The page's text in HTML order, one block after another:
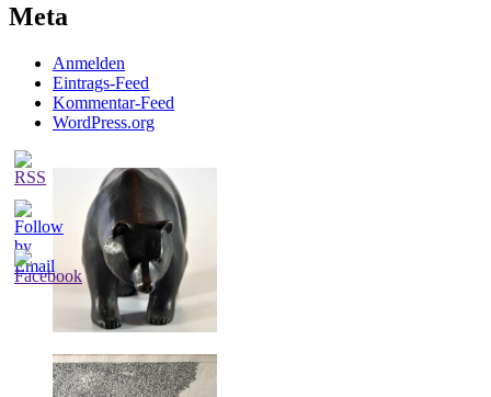
Meta
Anmelden
Eintrags-Feed
Kommentar-Feed
WordPress.org